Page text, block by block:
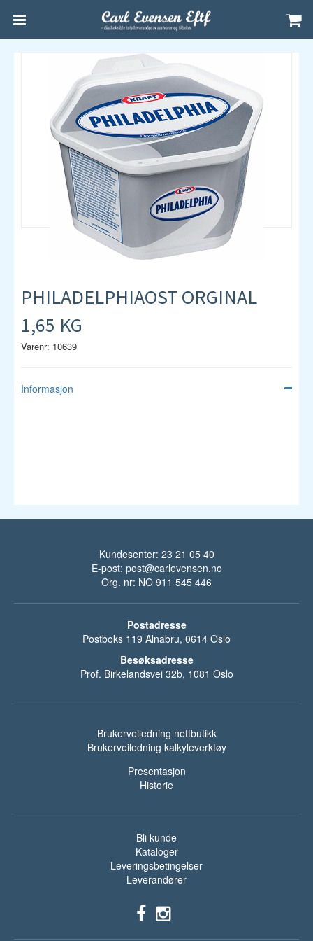
PHILADELPHIAOST ORGINAL
1,65 KG
Varenr: 10639
Informasjon
Kundesenter: 23 21 05 40
E-post: post@carlevensen.no
Org. nr: NO 911 545 446
Postadresse
Postboks 119 Alnabru, 0614 Oslo
Besøksadresse
Prof. Birkelandsvei 32b, 1081 Oslo
Brukerveiledning nettbutikk
Brukerveiledning kalkyleverktøy
Presentasjon
Historie
Bli kunde
Kataloger
Leveringsbetingelser
Leverandører